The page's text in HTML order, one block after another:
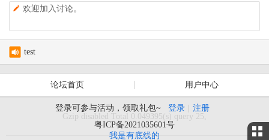
欢迎加入讨论。
test
AVRT4 DIGI 不轉發
月坨岛登上IOTA海岛名单始末
论坛首页 用户中心
登录可参与活动，领取礼包~ 登录
注册
Gzip disabled Total 0.049395(s) query 25,
粤ICP备2021035601号
我是有底线的